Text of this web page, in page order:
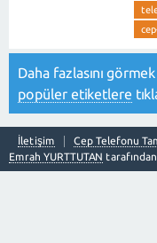
Daha fazlasını
popüler etiketlere
İletişim Cep Telefonu
Emrah YURTTUTAN